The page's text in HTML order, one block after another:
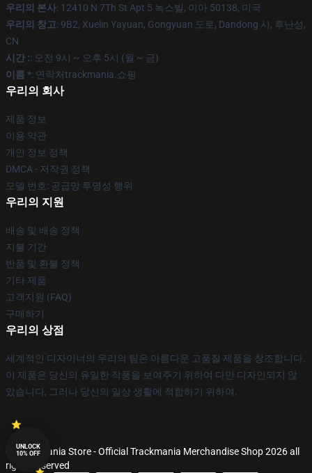
우리의 본사: 12410 N 7Th St Apt 5 녹스빌, 이아 50138, 미국
우리의 창고: 9B2, Xuelin Yayuan, Gongyuan 도로, Dandong 시, 후난성,
CN
시간 :: 오전 9시 ~ 오후 5시 (월 ~ 금)
이름 *: 연락처trackmania.쇼핑
우리의 회사
제품 정보
이용 약관
개인 정보 정책
DMCA - 저작권 정책
모델 번호: 공급망 투명성 행위
우리의 지원
배송 및 배송 정책
지불 기간
반품 및 환불 정책
기타 제품
고객지원 (FAQ)
구매하기
우리의 상점
세계적인 디자이너의 우리의 팀은 아름다운 고품질 제품을 창조합니다.
이 제품은 당신의 유일한 작풍을 보여주기 위하여 다만 디자인되지 않
았습니다, 그러나 당신의 일상 생활에 적합하기 위하여.
© Trackmania Store - Official Trackmania Merchandise Shop 2026 all
rights reserved
UNLOCK
10% OFF